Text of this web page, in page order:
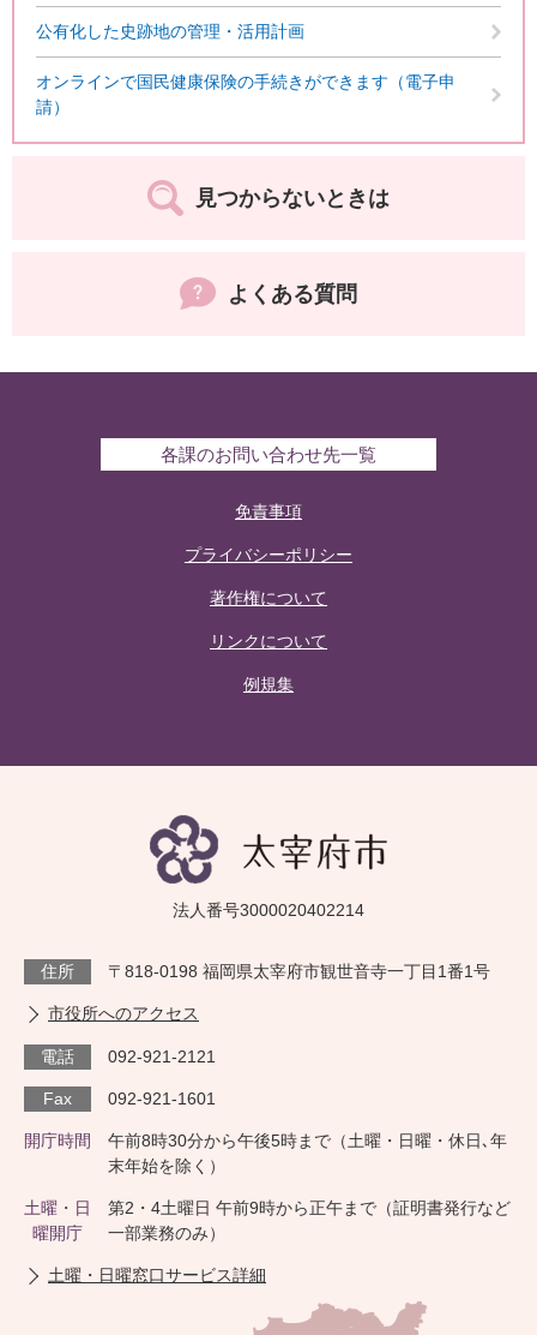
公有化した史跡地の管理・活用計画
オンラインで国民健康保険の手続きができます（電子申
請）
見つからないときは
よくある質問
各課のお問い合わせ先一覧
免責事項
プライバシーポリシー
著作権について
リンクについて
例規集
法人番号3000020402214
住所 〒818-0198 福岡県太宰府市観世音寺一丁目1番1号
市役所へのアクセス
電話 092-921-2121
Fax 092-921-1601
開庁時間
午前8時30分から午後5時まで（土曜・日曜・休日､年
末年始を除く）
土曜・日
曜開庁
第2・4土曜日 午前9時から正午まで（証明書発行など
一部業務のみ）
土曜・日曜窓口サービス詳細